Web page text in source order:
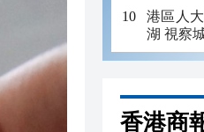
作粵語
港區人
湖 視察
香港商